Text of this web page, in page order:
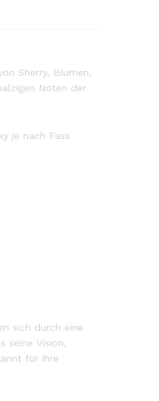
Sherry, Blumen,
Noten der
je nach Fass
sich durch eine
seine Vision,
für ihre